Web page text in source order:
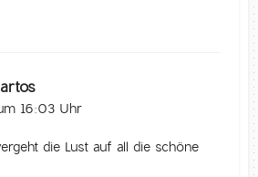
16:03 Uhr
die Lust auf all die schöne